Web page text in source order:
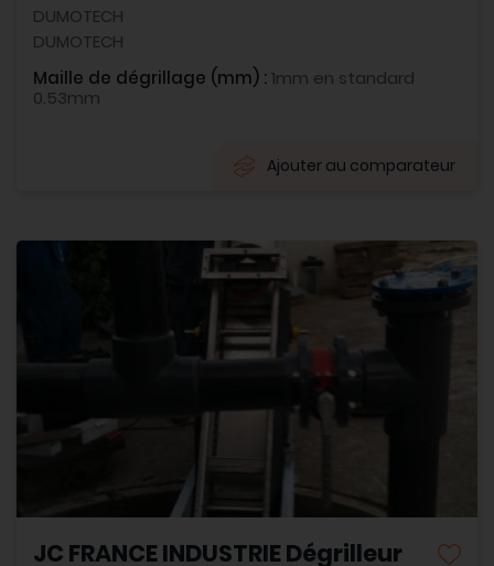
DUMOTECH
DUMOTECH
Maille de dégrillage (mm) :1mm en standard
0.53mm
Ajouter au comparateur
JC FRANCE INDUSTRIE Dégrilleur